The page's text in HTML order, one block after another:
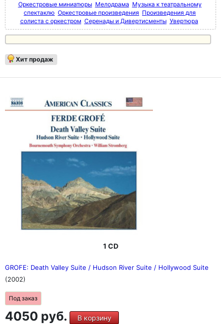
Оркестровые миниатюры Мелодрама Музыка к театральному
спектаклю Оркестровые произведения Произведения для
солиста с оркестром Серенады и Дивертисменты Увертюра
Хит продаж
1 CD
GROFE: Death Valley Suite / Hudson River Suite / Hollywood Suite
(2002)
Под заказ
4050 руб. В корзину